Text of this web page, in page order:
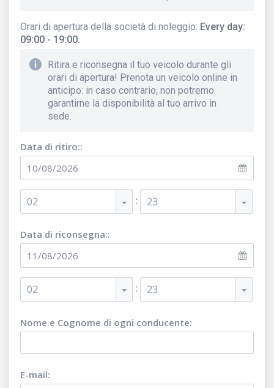
Orari di apertura della società di noleggio: Every day:
09:00 - 19:00.
Ritira e riconsegna il tuo veicolo durante gli
orari di apertura! Prenota un veicolo online in
anticipo: in caso contrario, non potremo
garantirne la disponibilità al tuo arrivo in
sede.
Data di ritiro::
02 : 23
Data di riconsegna::
02 : 23
Nome e Cognome di ogni conducente:
E-mail: